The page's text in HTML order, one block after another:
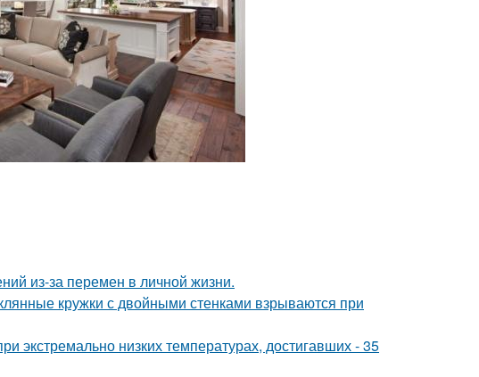
из-за перемен в личной жизни.
кружки с двойными стенками взрываются при
экстремально низких температурах, достигавших - 35